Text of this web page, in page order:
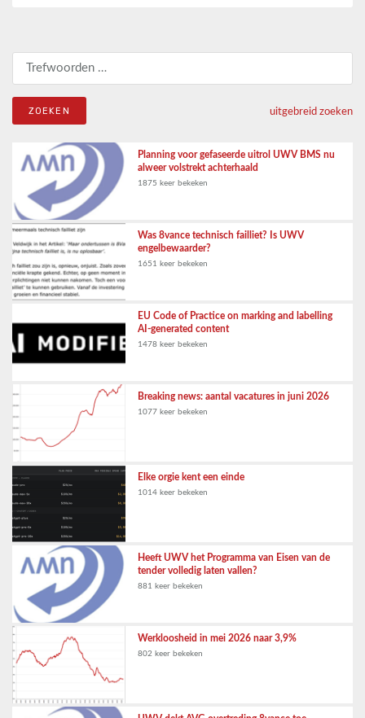
Zoeken naar:
uitgebreid zoeken
Planning voor gefaseerde uitrol UWV BMS nu
alweer volstrekt achterhaald
1875 keer bekeken
Was 8vance technisch failliet? Is UWV
engelbewaarder?
1651 keer bekeken
EU Code of Practice on marking and labelling
AI-generated content
1478 keer bekeken
Breaking news: aantal vacatures in juni 2026
1077 keer bekeken
Elke orgie kent een einde
1014 keer bekeken
Heeft UWV het Programma van Eisen van de
tender volledig laten vallen?
881 keer bekeken
Werkloosheid in mei 2026 naar 3,9%
802 keer bekeken